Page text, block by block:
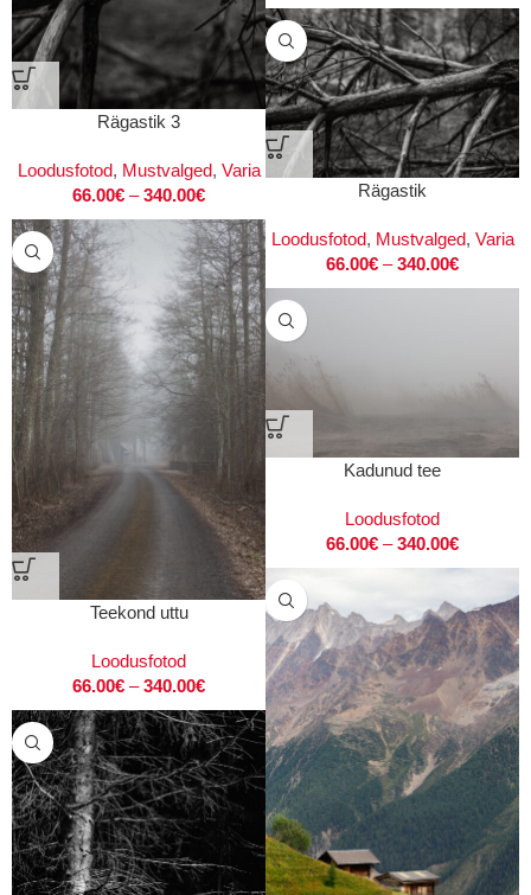
Rägastik 3
Loodusfotod, Mustvalged, Varia
66.00€ – 340.00€ Rägastik
Loodusfotod, Mustvalged, Varia
66.00€ – 340.00€
Teekond uttu
Loodusfotod
66.00€ – 340.00€
Kadunud tee
Loodusfotod
66.00€ – 340.00€